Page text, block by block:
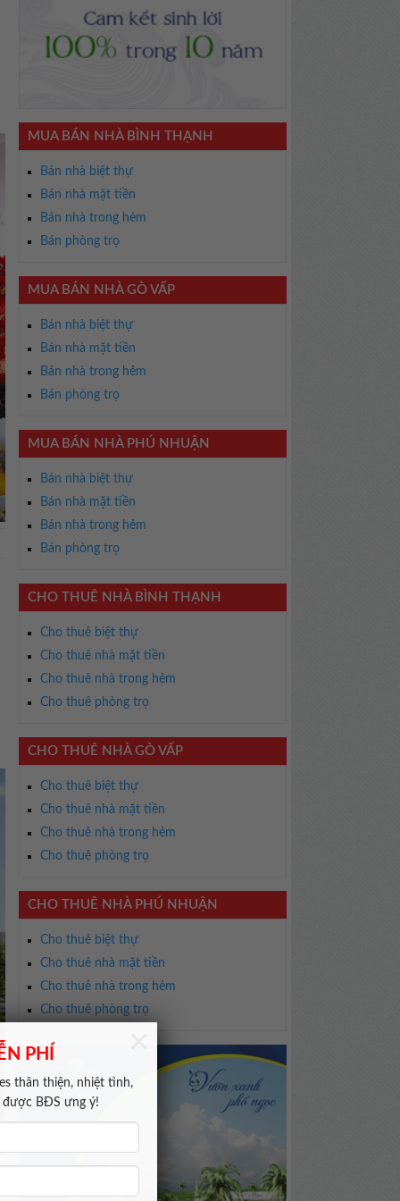
PHÍ
thân thiện, nhiệt tình,
được BĐS ưng ý!
MUA BÁN NHÀ BÌNH THẠNH
Bán nhà biệt thự
Bán nhà mặt tiền
Bán nhà trong hẻm
Bán phòng trọ
MUA BÁN NHÀ GÒ VẤP
Bán nhà biệt thự
Bán nhà mặt tiền
Bán nhà trong hẻm
Bán phòng trọ
MUA BÁN NHÀ PHÚ NHUẬN
Bán nhà biệt thự
Bán nhà mặt tiền
Bán nhà trong hẻm
Bán phòng trọ
CHO THUÊ NHÀ BÌNH THẠNH
Cho thuê biệt thự
Cho thuê nhà mặt tiền
Cho thuê nhà trong hẻm
Cho thuê phòng trọ
CHO THUÊ NHÀ GÒ VẤP
Cho thuê biệt thự
Cho thuê nhà mặt tiền
Cho thuê nhà trong hẻm
Cho thuê phòng trọ
CHO THUÊ NHÀ PHÚ NHUẬN
Cho thuê biệt thự
Cho thuê nhà mặt tiền
Cho thuê nhà trong hẻm
Cho thuê phòng trọ